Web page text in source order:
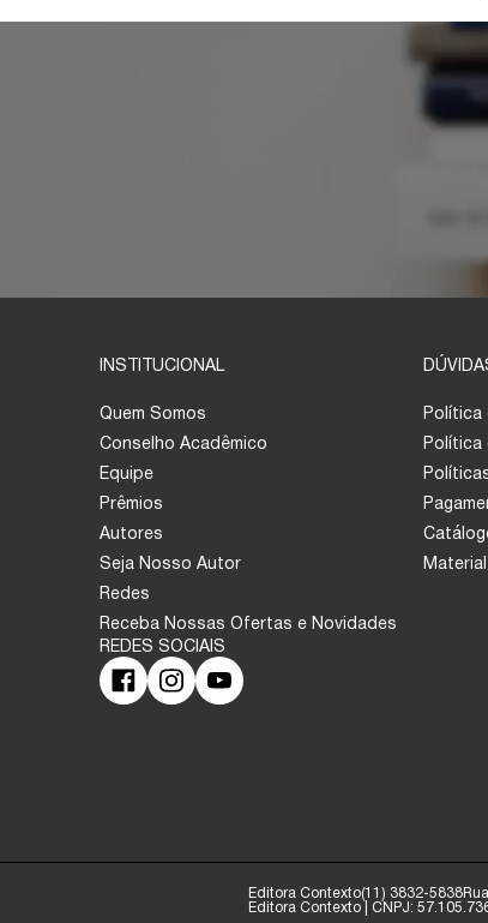
INSTITUCIONAL
Quem Somos
Conselho Acadêmico
Equipe
Prêmios
Autores
Seja Nosso Autor
Redes
Receba Nossas Ofertas e Novidades
Política
Política
Editora Contexto(11) 3832-5838
Editora Contexto | CNPJ: